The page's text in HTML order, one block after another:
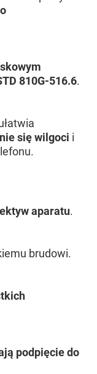
810G-516.6.
się wilgoci i
aparatu.
brudowi.
podpięcie do